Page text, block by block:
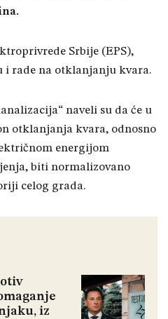
Srbije (EPS),
i rade na otklanjanju kvara.
naveli su da će u
otklanjanja kvara, odnosno
energijom
biti normalizovano
celog grada.
iz